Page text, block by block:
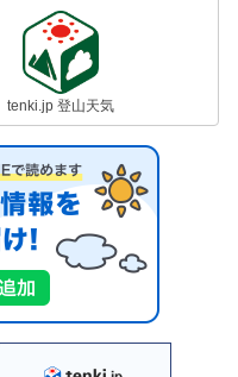
tenki.jp 登山天気